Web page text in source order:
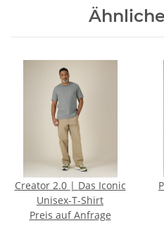
Creator 2.0 | Das Iconic
Unisex-T-Shirt
Preis auf Anfrage